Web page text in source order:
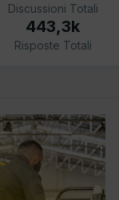
Discussioni Totali
443,3k
Risposte Totali